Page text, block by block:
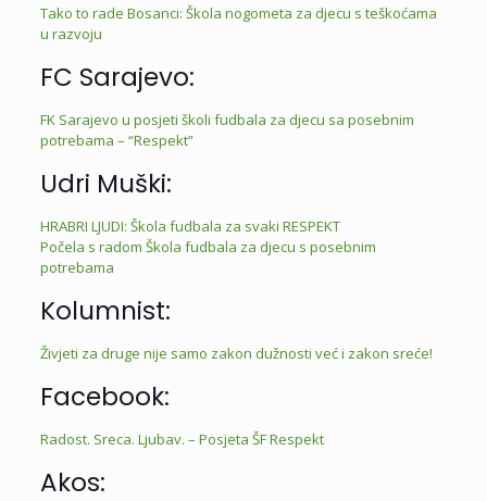
Tako to rade Bosanci: Škola nogometa za djecu s teškoćama
u razvoju
FC Sarajevo:
FK Sarajevo u posjeti školi fudbala za djecu sa posebnim
potrebama – “Respekt”
Udri Muški:
HRABRI LJUDI: Škola fudbala za svaki RESPEKT
Počela s radom Škola fudbala za djecu s posebnim
potrebama
Kolumnist:
Živjeti za druge nije samo zakon dužnosti već i zakon sreće!
Facebook:
Radost. Sreca. Ljubav. – Posjeta ŠF Respekt
Akos: